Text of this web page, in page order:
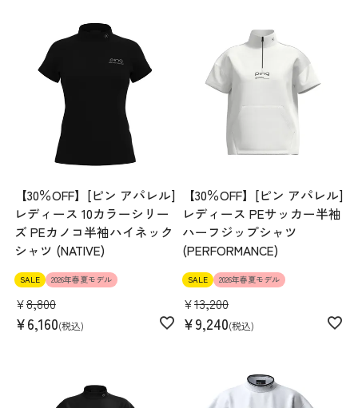
【30％OFF】[ピン アパレル]
レディース 10カラーシリー
ズ PEカノコ半袖ハイネック
シャツ (NATIVE)
SALE 2026年春夏モデル
¥8,800
¥6,160 税込
【30％OFF】[ピン アパレル]
レディース PEサッカー半袖
ハーフジップシャツ
(PERFORMANCE)
SALE 2026年春夏モデル
¥13,200
¥9,240 税込